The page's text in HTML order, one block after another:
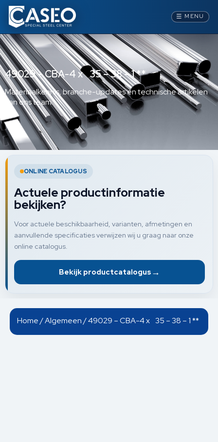
☰ MENU
49029 – CBA-4 x 35 – 38 – 1 **
Materiaalkennis, branche-updates en technische artikelen
van ons team.
ONLINE CATALOGUS
Actuele productinformatie
bekijken?
Voor actuele beschikbaarheid, varianten, afmetingen en
aanvullende specificaties verwijzen wij u graag naar onze
online catalogus.
Bekijk productcatalogus →
Home/Algemeen/ 49029 – CBA-4 x 35 – 38 – 1 **